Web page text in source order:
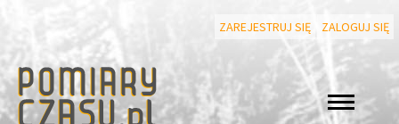
ZAREJESTRUJ SIĘ ZALOGUJ SIĘ